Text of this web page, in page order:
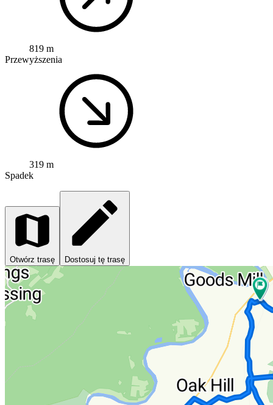
819 m
Przewyższenia
319 m
Spadek
Otwórz trasę Dostosuj tę trasę